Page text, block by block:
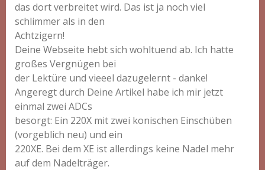
das dort verbreitet wird. Das ist ja noch viel
schlimmer als in den
Achtzigern!
Deine Webseite hebt sich wohltuend ab. Ich hatte
großes Vergnügen bei
der Lektüre und vieeel dazugelernt - danke!
Angeregt durch Deine Artikel habe ich mir jetzt
einmal zwei ADCs
besorgt: Ein 220X mit zwei konischen Einschüben
(vorgeblich neu) und ein
220XE. Bei dem XE ist allerdings keine Nadel mehr
auf dem Nadelträger.